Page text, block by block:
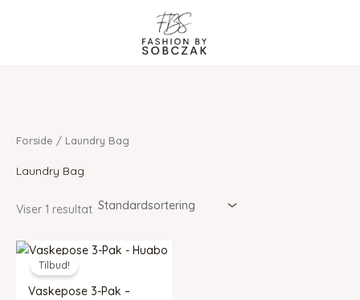
Forside / Laundry Bag
Laundry Bag
Viser 1 resultat
Tilbud!
Vaskepose 3-Pak –